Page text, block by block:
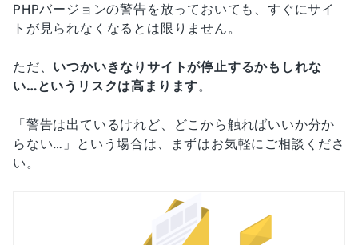
PHPバージョンの警告を放っておいても、すぐにサイ
トが見られなくなるとは限りません。
ただ、 いつかいきなりサイトが停止するかもしれな
い…というリスクは高まります。
「警告は出ているけれど、どこから触ればいいか分か
らない…」という場合は、まずはお気軽にご相談くださ
い。